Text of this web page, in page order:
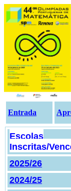
Entrada
Escolas
Inscritas/
2025/26
2024/25